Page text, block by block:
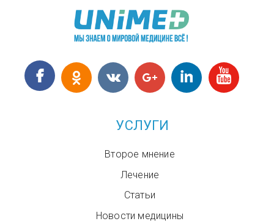
УСЛУГИ
Второе мнение
Лечение
Статьи
Новости медицины